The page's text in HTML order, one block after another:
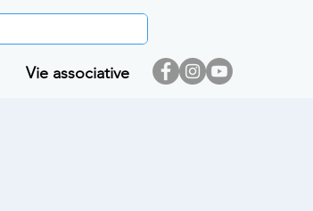
Vie associative